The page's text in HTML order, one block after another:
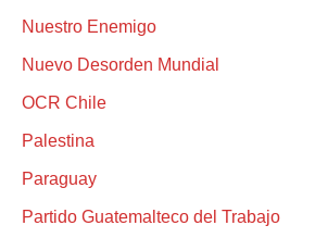
Nuestro Enemigo
Nuevo Desorden Mundial
OCR Chile
Palestina
Paraguay
Partido Guatemalteco del Trabajo